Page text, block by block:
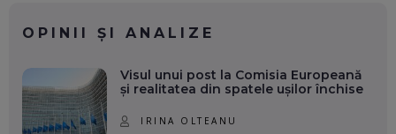
OPINII ȘI ANALIZE
Visul unui post la Comisia Europeană
și realitatea din spatele ușilor închise
IRINA OLTEANU